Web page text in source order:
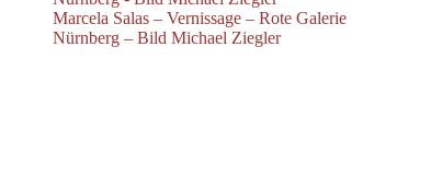
Marcela Salas – Vernissage – Rote Galerie
Nürnberg – Bild Michael Ziegler